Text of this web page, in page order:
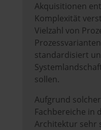
Akquisitionen
Komplexität
Vielzahl von
standardisiert
sollen.
Aufgrund
Fachbereiche in
Architektur sehr